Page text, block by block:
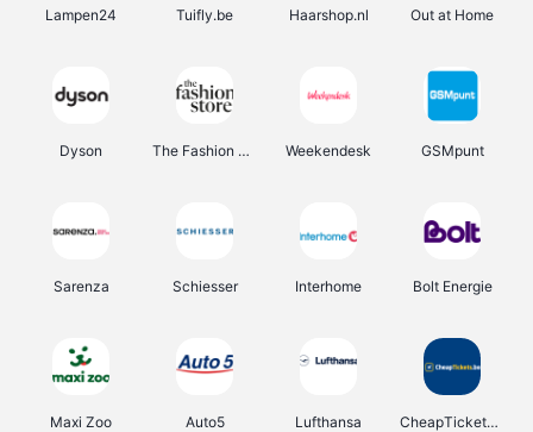
Lampen24 Tuifly.be Haarshop.nl Out at Home
Dyson The Fashion Store Weekendesk GSMpunt
Sarenza Schiesser Interhome Bolt Energie
Maxi Zoo Auto5 Lufthansa CheapTickets.be